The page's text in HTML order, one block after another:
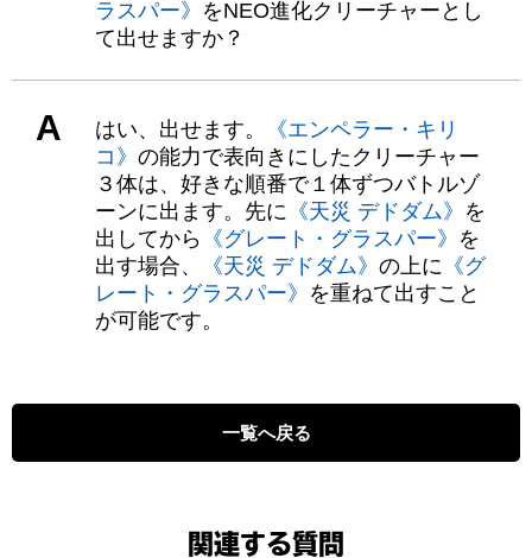
ラスパー》 をNEO進化クリーチャーとし
て出せますか？
A はい、出せます。
《エンペラー・キリ
コ》 の能力で表向きにしたクリーチャー
３体は、好きな順番で１体ずつバトルゾ
ーンに出ます。先に 《天災 デドダム》 を
出してから 《グレート・グラスパー》 を
出す場合、
《天災 デドダム》 の上に 《グ
レート・グラスパー》 を重ねて出すこと
が可能です。
一覧へ戻る
関連する質問